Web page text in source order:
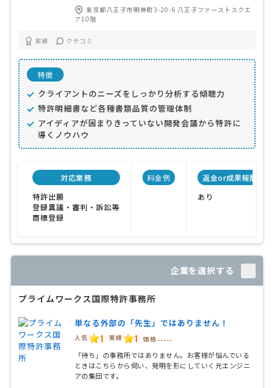
東京都八王子市明神町3-20-6 八王子ファーストスクエ
ア10階
実績 クチコミ
特徴
クライアントのニーズをしっかり分析する傾聴力
特許明細書など各種書類品質の管理体制
アイディアが固まりきっていない開発会議から特許に
導くノウハウ
対応業務
特許出願
登録異議・審判・訴訟等
商標登録
料金例
返金or成果報酬制度
あり
企業を選択する
プライムワークス国際特許事務所
単なる外部の「先生」ではありません！
人気 1 実績 1 価格 -----
「待ち」の事務所ではありません。お客様が悩んでいる
ときはこちらから伺い、発明を形にしていく元エンジニ
アの集団です。